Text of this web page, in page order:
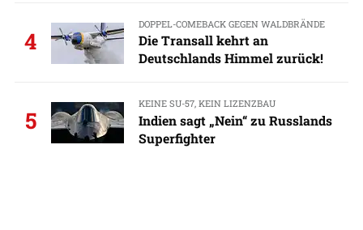
4
DOPPEL-COMEBACK GEGEN WALDBRÄNDE
Die Transall kehrt an
Deutschlands Himmel zurück!
5
KEINE SU-57, KEIN LIZENZBAU
Indien sagt „Nein“ zu Russlands
Superfighter